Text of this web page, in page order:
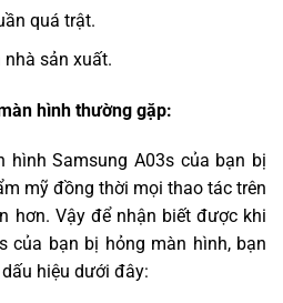
quá trật.
sản xuất.
hình thường gặp:
hình Samsung A03s của bạn bị
mỹ đồng thời mọi thao tác trên
hơn. Vậy để nhận biết được khi
của bạn bị hỏng màn hình, bạn
hiệu dưới đây: